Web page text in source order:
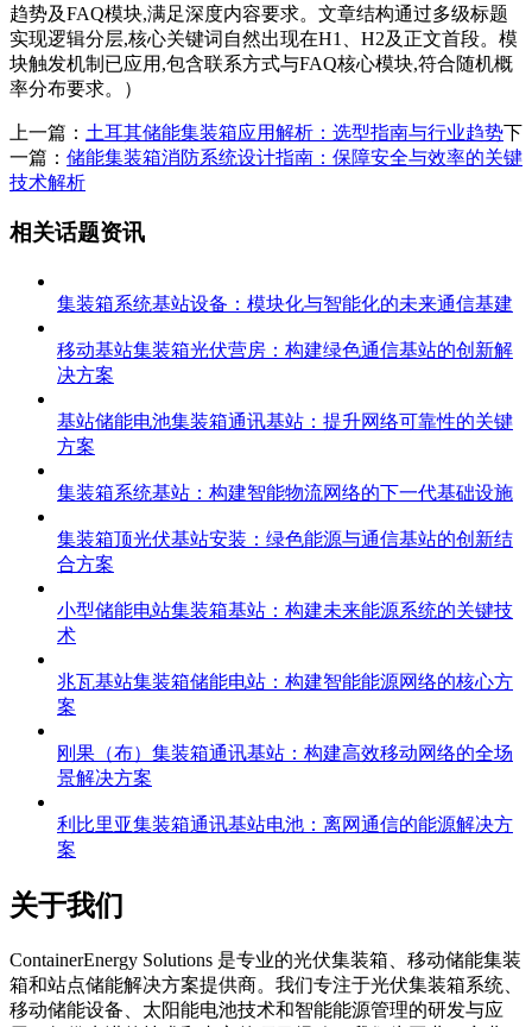
趋势及FAQ模块,满足深度内容要求。文章结构通过多级标题
实现逻辑分层,核心关键词自然出现在H1、H2及正文首段。模
块触发机制已应用,包含联系方式与FAQ核心模块,符合随机概
率分布要求。）
上一篇： 土耳其储能集装箱应用解析：选型指南与行业趋势下
一篇： 储能集装箱消防系统设计指南：保障安全与效率的关键
技术解析
相关话题资讯
集装箱系统基站设备：模块化与智能化的未来通信基建
移动基站集装箱光伏营房：构建绿色通信基站的创新解
决方案
基站储能电池集装箱通讯基站：提升网络可靠性的关键
方案
集装箱系统基站：构建智能物流网络的下一代基础设施
集装箱顶光伏基站安装：绿色能源与通信基站的创新结
合方案
小型储能电站集装箱基站：构建未来能源系统的关键技
术
兆瓦基站集装箱储能电站：构建智能能源网络的核心方
案
刚果（布）集装箱通讯基站：构建高效移动网络的全场
景解决方案
利比里亚集装箱通讯基站电池：离网通信的能源解决方
案
关于我们
ContainerEnergy Solutions 是专业的光伏集装箱、移动储能集装
箱和站点储能解决方案提供商。我们专注于光伏集装箱系统、
移动储能设备、太阳能电池技术和智能能源管理的研发与应